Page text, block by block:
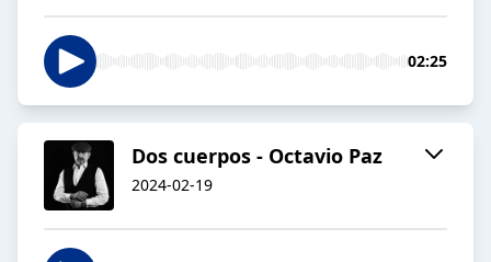
02:25
Dos cuerpos - Octavio Paz
2024-02-19